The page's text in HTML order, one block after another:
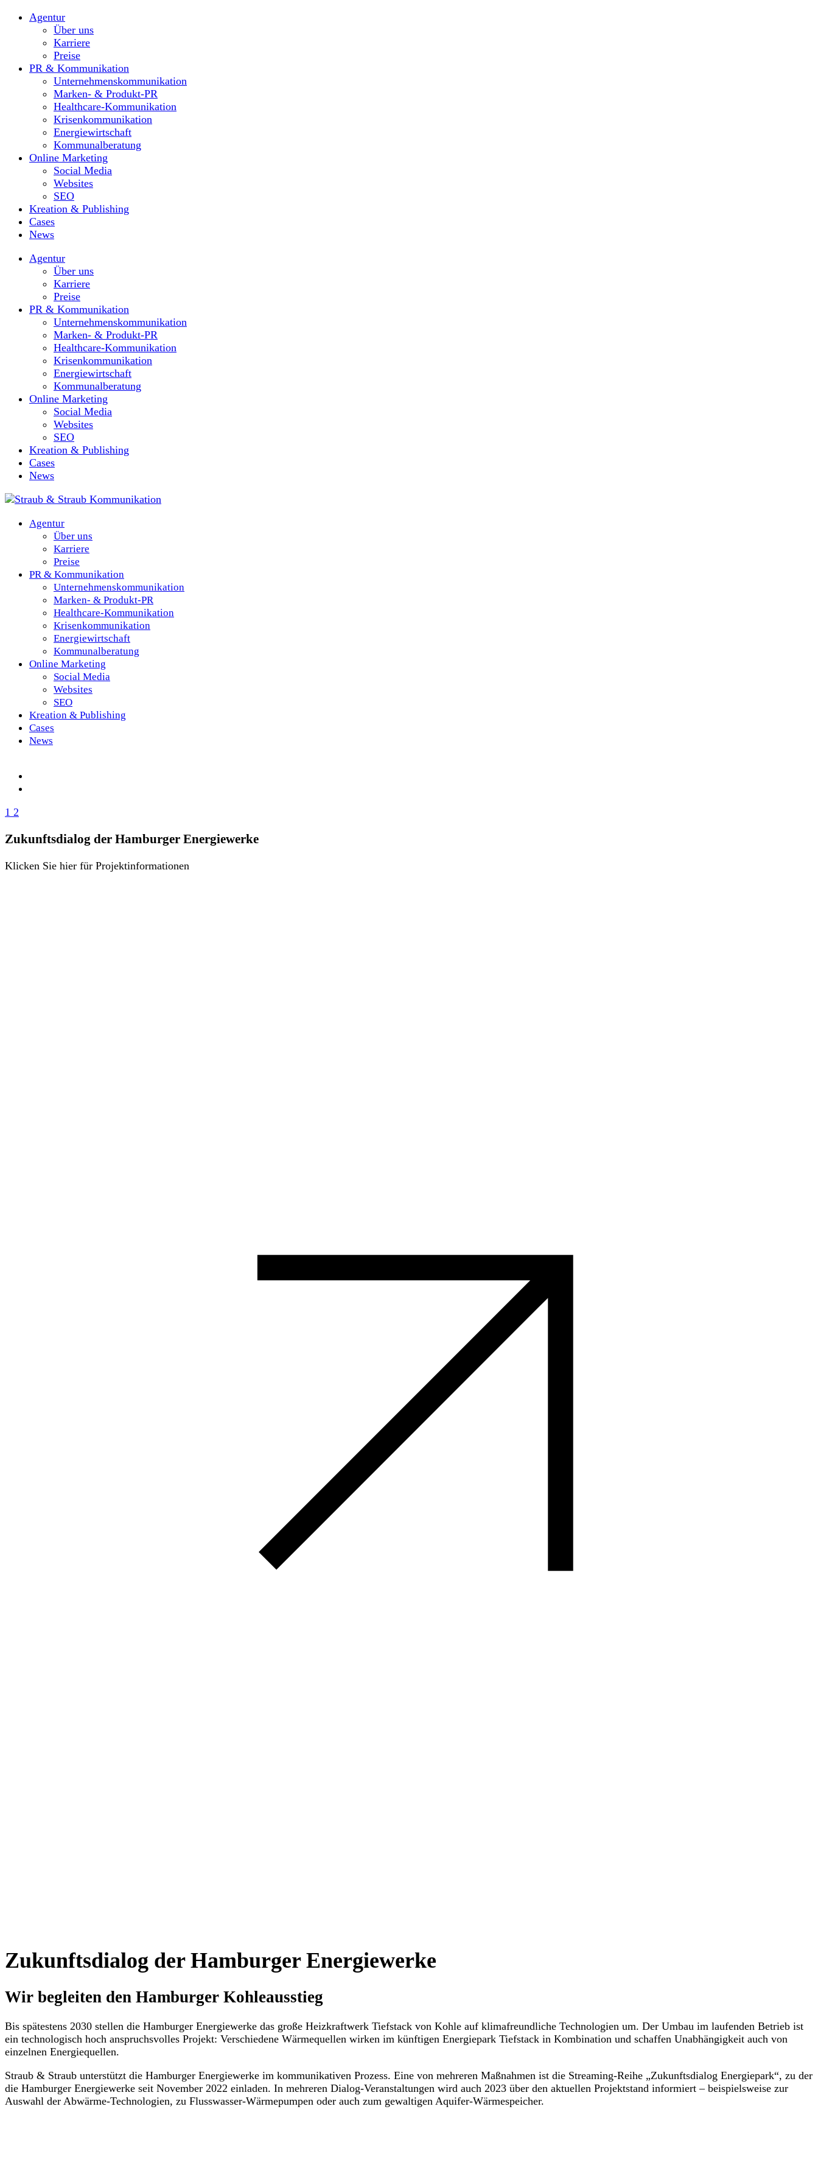
Agentur
Über uns
Karriere
Preise
PR & Kommunikation
Unternehmenskommunikation
Marken- & Produkt-PR
Healthcare-Kommunikation
Krisenkommunikation
Energiewirtschaft
Kommunalberatung
Online Marketing
Social Media
Websites
SEO
Kreation & Publishing
Cases
News
Agentur
Über uns
Karriere
Preise
PR & Kommunikation
Unternehmenskommunikation
Marken- & Produkt-PR
Healthcare-Kommunikation
Krisenkommunikation
Energiewirtschaft
Kommunalberatung
Online Marketing
Social Media
Websites
SEO
Kreation & Publishing
Cases
News
Agentur
Über uns
Karriere
Preise
PR & Kommunikation
Unternehmenskommunikation
Marken- & Produkt-PR
Healthcare-Kommunikation
Krisenkommunikation
Energiewirtschaft
Kommunalberatung
Online Marketing
Social Media
Websites
SEO
Kreation & Publishing
Cases
News
1 2
Zukunftsdialog der Hamburger Energiewerke
Klicken Sie hier für Projektinformationen
Zukunftsdialog der Hamburger Energiewerke
Wir begleiten den Hamburger Kohleausstieg
Bis spätestens 2030 stellen die Hamburger Energiewerke das große Heizkraftwerk Tiefstack von Kohle auf klimafreundliche Technologien um. Der Umbau im laufenden Betrieb ist
ein technologisch hoch anspruchsvolles Projekt: Verschiedene Wärmequellen wirken im künftigen Energiepark Tiefstack in Kombination und schaffen Unabhängigkeit auch von
einzelnen Energiequellen.
Straub & Straub unterstützt die Hamburger Energiewerke im kommunikativen Prozess. Eine von mehreren Maßnahmen ist die Streaming-Reihe „Zukunftsdialog Energiepark“, zu der
die Hamburger Energiewerke seit November 2022 einladen. In mehreren Dialog-Veranstaltungen wird auch 2023 über den aktuellen Projektstand informiert – beispielsweise zur
Auswahl der Abwärme-Technologien, zu Flusswasser-Wärmepumpen oder auch zum gewaltigen Aquifer-Wärmespeicher.